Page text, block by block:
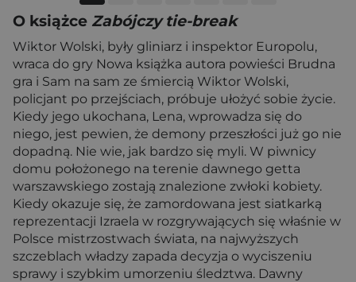
O książce Zabójczy tie-break
Wiktor Wolski, były gliniarz i inspektor Europolu,
wraca do gry Nowa książka autora powieści Brudna
gra i Sam na sam ze śmiercią Wiktor Wolski,
policjant po przejściach, próbuje ułożyć sobie życie.
Kiedy jego ukochana, Lena, wprowadza się do
niego, jest pewien, że demony przeszłości już go nie
dopadną. Nie wie, jak bardzo się myli. W piwnicy
domu położonego na terenie dawnego getta
warszawskiego zostają znalezione zwłoki kobiety.
Kiedy okazuje się, że zamordowana jest siatkarką
reprezentacji Izraela w rozgrywających się właśnie w
Polsce mistrzostwach świata, na najwyższych
szczeblach władzy zapada decyzja o wyciszeniu
sprawy i szybkim umorzeniu śledztwa. Dawny